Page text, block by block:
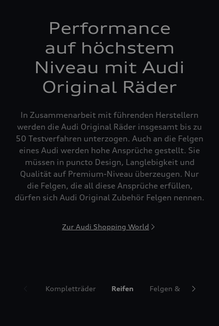
Performance
auf höchstem
Niveau mit Audi
Original Räder
In Zusammenarbeit mit führenden Herstellern
werden die Audi Original Räder insgesamt bis zu
50 Testverfahren unterzogen. Auch an die Felgen
eines Audi werden hohe Ansprüche gestellt. Sie
müssen in puncto Design, Langlebigkeit und
Qualität auf Premium-Niveau überzeugen. Nur
die Felgen, die all diese Ansprüche erfüllen,
dürfen sich Audi Original Zubehör Felgen nennen.
Zur Audi Shopping World
Kompletträder Reifen Felgen &